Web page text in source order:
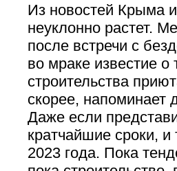
Из новостей Крыма
неуклонно растет.
после встречи с
во мраке известие
строительства
скорее, напоминает
Даже если
кратчайшие сроки,
2023 года. Пока